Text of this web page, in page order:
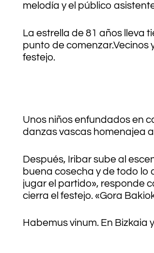
melodía y el público
La estrella de 81 años lleva
punto de comenzar.Vecinos
festejo.
Unos niños enfundados en
danzas vascas homenajea
Después, Iribar sube al
buena cosecha y de todo lo
jugar el partido», responde
cierra el festejo. «Gora
Habemus vinum. En